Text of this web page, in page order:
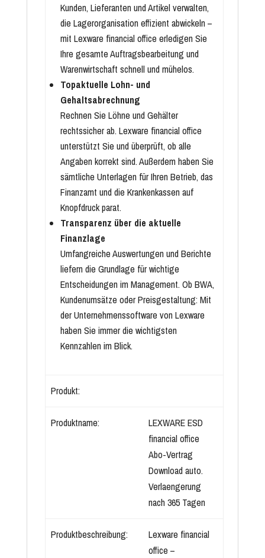
Kunden, Lieferanten und Artikel verwalten,
die Lagerorganisation effizient abwickeln –
mit Lexware financial office erledigen Sie
Ihre gesamte Auftragsbearbeitung und
Warenwirtschaft schnell und mühelos.
Topaktuelle Lohn- und
Gehaltsabrechnung
Rechnen Sie Löhne und Gehälter
rechtssicher ab. Lexware financial office
unterstützt Sie und überprüft, ob alle
Angaben korrekt sind. Außerdem haben Sie
sämtliche Unterlagen für Ihren Betrieb, das
Finanzamt und die Krankenkassen auf
Knopfdruck parat.
Transparenz über die aktuelle
Finanzlage
Umfangreiche Auswertungen und Berichte
liefern die Grundlage für wichtige
Entscheidungen im Management. Ob BWA,
Kundenumsätze oder Preisgestaltung: Mit
der Unternehmenssoftware von Lexware
haben Sie immer die wichtigsten
Kennzahlen im Blick.
Produkt:
Produktname:
LEXWARE ESD
financial office
Abo-Vertrag
Download auto.
Verlaengerung
nach 365 Tagen
Produktbeschreibung:
Lexware financial
office –